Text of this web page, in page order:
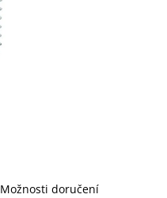
Možnosti doručení